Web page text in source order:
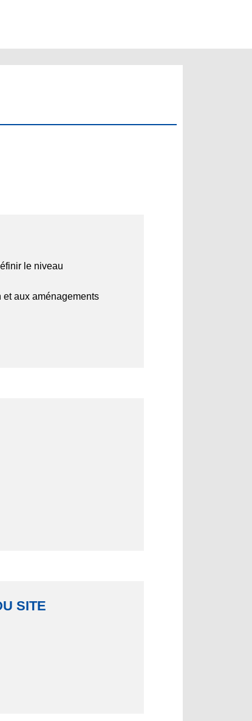
le niveau
aux aménagements
SITE